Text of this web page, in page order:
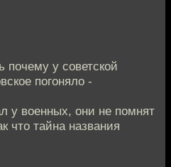
почему у советской
погоняло -
военных, они не помнят
что тайна названия